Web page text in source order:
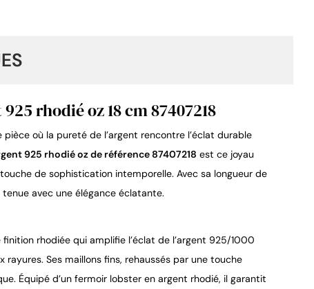
9.4
rhodié oz 18 cm 87407218
où la pureté de l’argent rencontre l’éclat durable
925 rhodié oz de référence 87407218 est ce joyau
de sophistication intemporelle. Avec sa longueur de
avec une élégance éclatante.
rhodiée qui amplifie l’éclat de l’argent 925/1000
Ses maillons fins, rehaussés par une touche
Équipé d’un fermoir lobster en argent rhodié, il garantit